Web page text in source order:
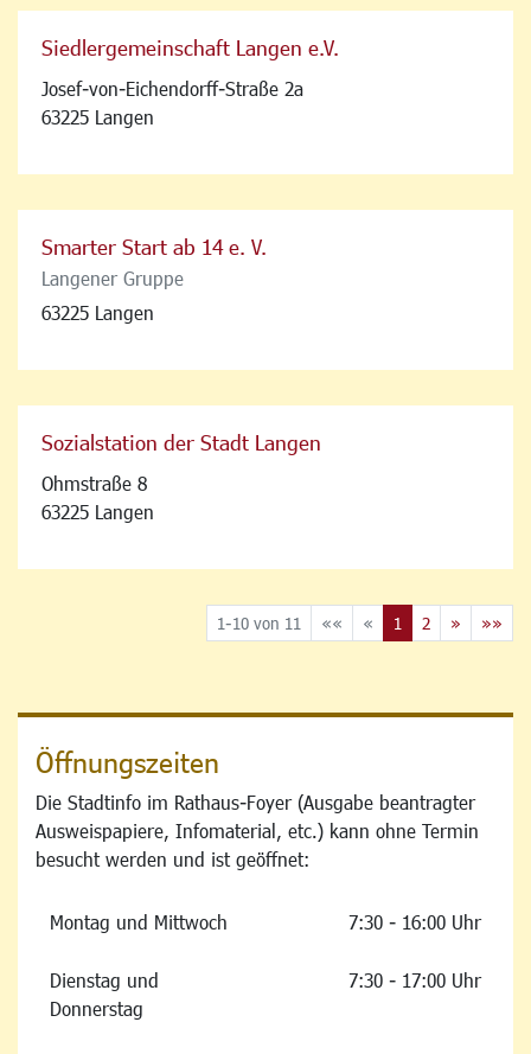
Siedlergemeinschaft Langen e.V.
Josef-von-Eichendorff-Straße 2a
63225 Langen
Smarter Start ab 14 e. V.
Langener Gruppe
63225 Langen
Sozialstation der Stadt Langen
Ohmstraße 8
63225 Langen
1-10 von 11 «« « 1 2 » »»
Öffnungszeiten
Die Stadtinfo im Rathaus-Foyer (Ausgabe beantragter
Ausweispapiere, Infomaterial, etc.) kann ohne Termin
besucht werden und ist geöffnet:
Montag und Mittwoch 7:30 - 16:00 Uhr
Dienstag und
Donnerstag
7:30 - 17:00 Uhr